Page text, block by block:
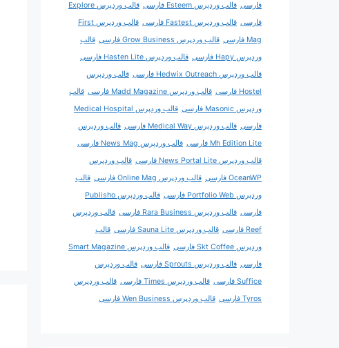
فارسی قالب وردپرس Esteem فارسی
قالب وردپرس Explore
فارسی قالب وردپرس Fastest فارسی
قالب وردپرس First
Mag فارسی
قالب وردپرس Grow Business فارسی
قالب
وردپرس Hapy فارسی
قالب وردپرس Hasten Lite فارسی
قالب وردپرس Hedwix Outreach فارسی
قالب وردپرس
Hostel فارسی
قالب وردپرس Madd Magazine فارسی
قالب
وردپرس Masonic فارسی
قالب وردپرس Medical Hospital
فارسی قالب وردپرس Medical Way فارسی
قالب وردپرس
Mh Edition Lite فارسی
قالب وردپرس News Mag فارسی
قالب وردپرس News Portal Lite فارسی
قالب وردپرس
OceanWP فارسی
قالب وردپرس Online Mag فارسی
قالب
وردپرس Portfolio Web فارسی
قالب وردپرس Publisho
فارسی قالب وردپرس Rara Business فارسی
قالب وردپرس
Reef فارسی
قالب وردپرس Sauna Lite فارسی
قالب
وردپرس Skt Coffee فارسی
قالب وردپرس Smart Magazine
فارسی قالب وردپرس Sprouts فارسی
قالب وردپرس
Suffice فارسی
قالب وردپرس Times فارسی
قالب وردپرس
Tyros فارسی
قالب وردپرس Wen Business فارسی